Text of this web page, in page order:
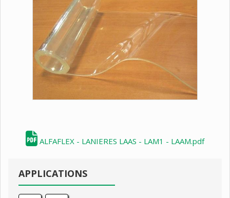
ALFAFLEX - LANIERES LAAS - LAM1 - LAAM.pdf
APPLICATIONS